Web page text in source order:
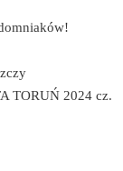
TORUŃ 2024 cz.